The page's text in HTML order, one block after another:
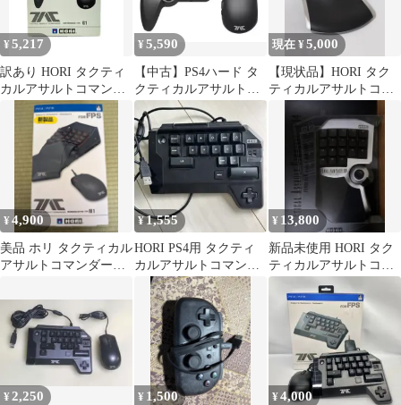
¥ 5,217
訳あり HORI タクティ
カルアサルトコマンダ
ー グリップコントロー
ラータイプG1 PS4-054
ゲーム周辺機器
¥5,590
【中古】PS4ハード タ
クティカルアサルトコ
マンダー タイプ G1
現在 ¥5,000
【現状品】HORI タク
ティカルアサルトコマ
ンダー FFXIV Edition
¥4,900
美品 ホリ タクティカル
アサルトコマンダー
¥1,555
HORI PS4用 タクティ
カルアサルトコマンダ
ー 本体
¥ 13,800
新品未使用 HORI タク
ティカルアサルトコマ
ンダー FF14
¥2,250 ¥ 1,500 ¥4,000